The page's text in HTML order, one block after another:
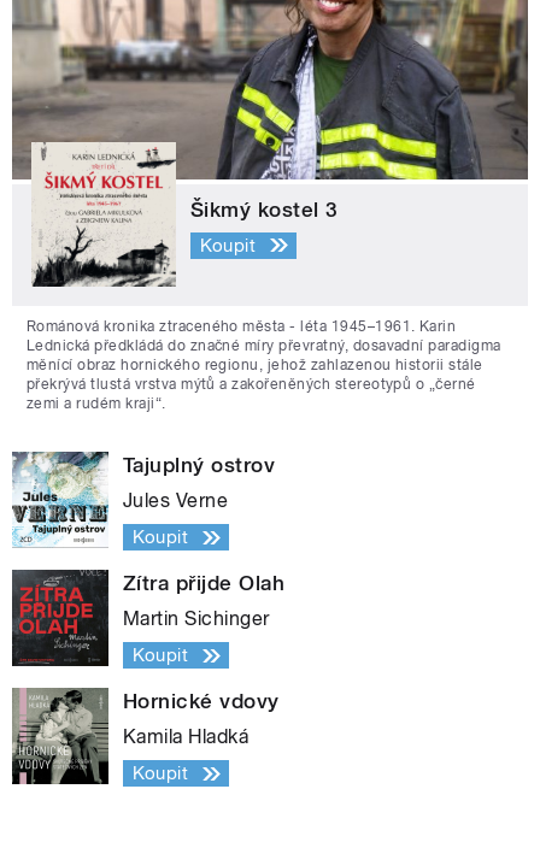
Šikmý kostel 3
Koupit
Románová kronika ztraceného města - léta 1945–1961. Karin
Lednická předkládá do značné míry převratný, dosavadní paradigma
měnící obraz hornického regionu, jehož zahlazenou historii stále
překrývá tlustá vrstva mýtů a zakořeněných stereotypů o „černé
zemi a rudém kraji“.
Tajuplný ostrov
Jules Verne
Koupit
Zítra přijde Olah
Martin Sichinger
Koupit
Hornické vdovy
Kamila Hladká
Koupit